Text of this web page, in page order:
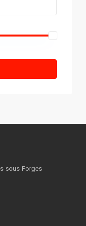
sous-Forges